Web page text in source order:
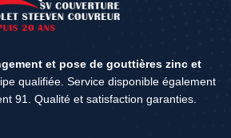
et pose de gouttières zinc et
qualifiée. Service disponible également
91. Qualité et satisfaction garanties.